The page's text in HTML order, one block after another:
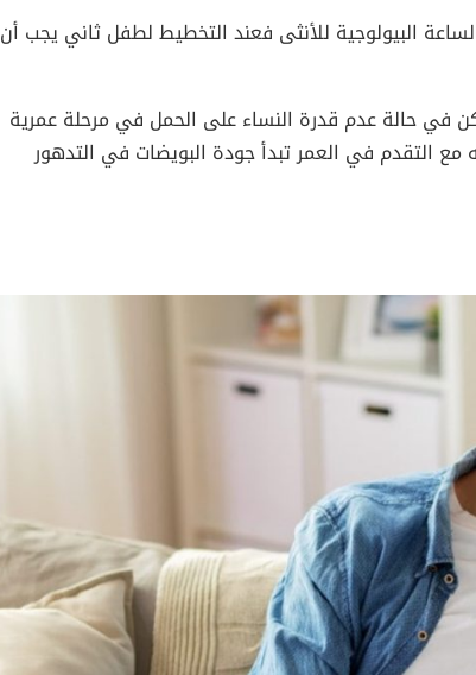
البيولوجية للأنثى فعند التخطيط لطفل ثاني يجب أن
مشاكل كبيرة، ولكن في حالة عدم قدرة النساء على الحمل في مرحلة عمرية
مع التقدم في العمر تبدأ جودة البويضات في التدهور